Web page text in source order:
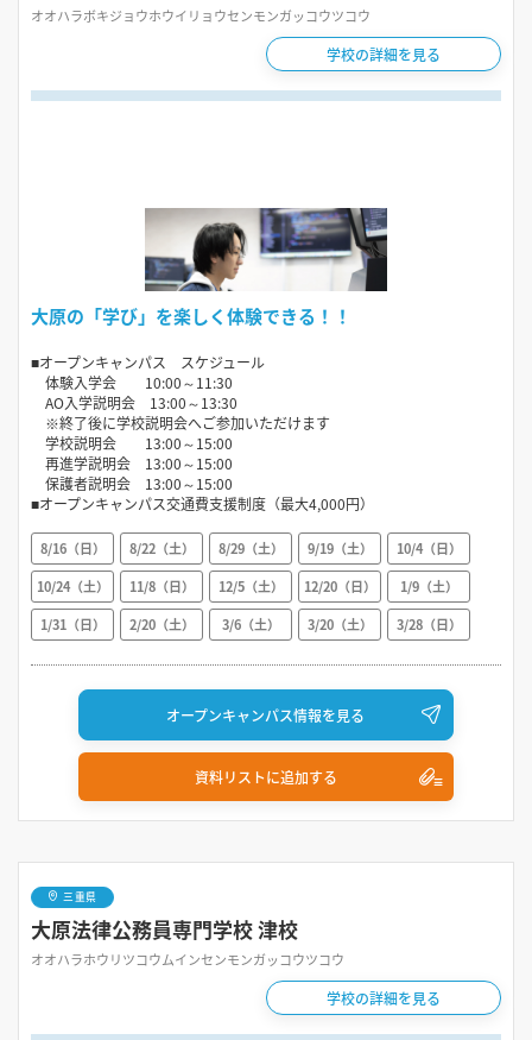
オオハラボキジョウホウイリョウセンモンガッコウツコウ
学校の詳細を見る
大原の「学び」を楽しく体験できる！！
■オープンキャンパス スケジュール
体験入学会 10:00～11:30
AO入学説明会 13:00～13:30
※終了後に学校説明会へご参加いただけます
学校説明会 13:00～15:00
再進学説明会 13:00～15:00
保護者説明会 13:00～15:00
■オープンキャンパス交通費支援制度（最大4,000円）
8/16（日） 8/22（土） 8/29（土） 9/19（土）
10/4（日）
10/24（土）
11/8（日） 12/5（土） 12/20（日）
1/9（土）
1/31（日）
2/20（土） 3/6（土） 3/20（土） 3/28（日）
オープンキャンパス情報を見る
資料リストに追加する
三重県
大原法律公務員専門学校 津校
オオハラホウリツコウムインセンモンガッコウツコウ
学校の詳細を見る